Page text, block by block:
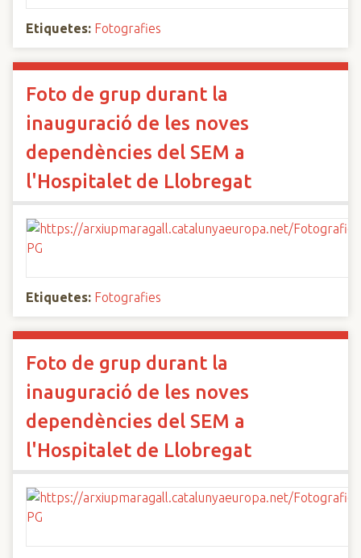
Etiquetes: Fotografies
Foto de grup durant la
inauguració de les noves
dependències del SEM a
l'Hospitalet de Llobregat
Etiquetes: Fotografies
Foto de grup durant la
inauguració de les noves
dependències del SEM a
l'Hospitalet de Llobregat